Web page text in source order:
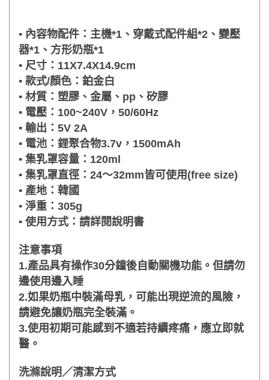
▪ 內容物配件：主機*1、穿戴式配件組*2、變壓
器*1、方形奶瓶*1
▪ 尺寸：11X7.4X14.9cm
▪ 款式/顏色：鉑金白
▪ 材質：塑膠、金屬、pp、矽膠
▪ 電壓：100~240V，50/60Hz
▪ 輸出：5V 2A
▪ 電池：鋰聚合物3.7v，1500mAh
▪ 集乳罩容量：120ml
▪ 集乳罩直徑：24～32mm皆可使用(free size)
▪ 產地：韓國
▪ 淨重：305g
▪ 使用方式：請詳閱說明書
注意事項
1.產品具有操作30分鐘後自動關機功能。但請勿
邊使用邊入睡
2.如果奶瓶中裝滿母乳，可能出現逆流的風險，
請避免讓奶瓶完全裝滿。
3.使用初期可能感到不適若持續疼痛，應立即就
醫。
洗滌說明／清潔方式